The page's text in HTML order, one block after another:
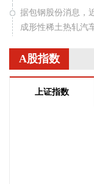
据包钢股份消息，
成形性稀土热轧汽
能，可适用于商用
通过某知名商用车
2026-08-07 22:38:11
况进行上调，目前
A股指数
上证指数